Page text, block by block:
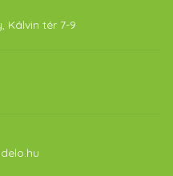
Kálvin tér 7-9